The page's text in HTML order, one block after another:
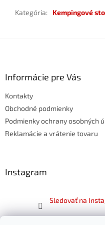
Kategória: Kempingové
Informácie pre Vás
Kontakty
Obchodné podmienky
Podmienky ochrany osobných
Reklamácie a vrátenie tovaru
Instagram
Sledovať na